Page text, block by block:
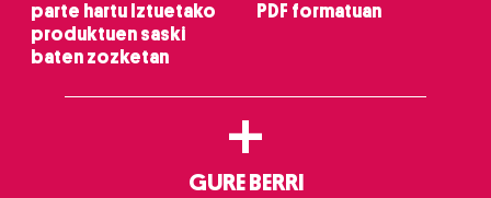
parte hartu Iztuetako
produktuen saski
baten zozketan
PDF formatuan
+
GURE BERRI